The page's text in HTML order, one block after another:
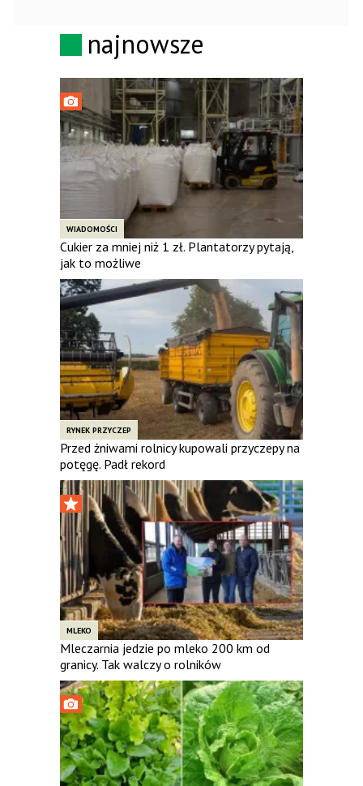
najnowsze
WIADOMOŚCI
Cukier za mniej niż 1 zł. Plantatorzy pytają,
jak to możliwe
RYNEK PRZYCZEP
Przed żniwami rolnicy kupowali przyczepy na
potęgę. Padł rekord
MLEKO
Mleczarnia jedzie po mleko 200 km od
granicy. Tak walczy o rolników